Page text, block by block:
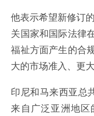
他表示希望新修订
关国家和国际法律
福祉方面产生的合
大的市场准入、更
印尼和马来西亚总
来自广泛亚洲地区